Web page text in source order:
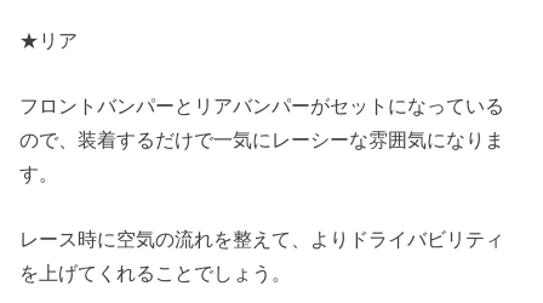
★リア
フロントバンパーとリアバンパーがセットになっている
ので、装着するだけで一気にレーシーな雰囲気になりま
す。
レース時に空気の流れを整えて、よりドライバビリティ
を上げてくれることでしょう。